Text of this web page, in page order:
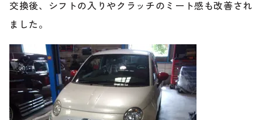
交換後、シフトの入りやクラッチのミート感も改善され
ました。